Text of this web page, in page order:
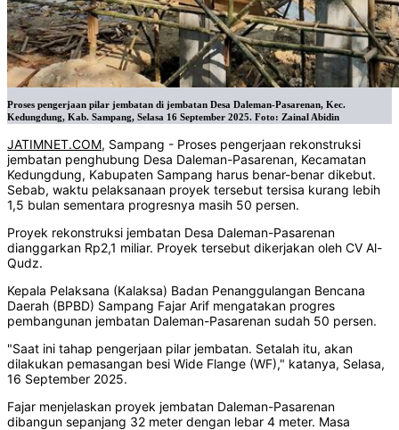
Proses pengerjaan pilar jembatan di jembatan Desa Daleman-Pasarenan, Kec.
Kedungdung, Kab. Sampang, Selasa 16 September 2025. Foto: Zainal Abidin
JATIMNET.COM, Sampang - Proses pengerjaan rekonstruksi
jembatan penghubung Desa Daleman-Pasarenan, Kecamatan
Kedungdung, Kabupaten Sampang harus benar-benar dikebut.
Sebab, waktu pelaksanaan proyek tersebut tersisa kurang lebih
1,5 bulan sementara progresnya masih 50 persen.
Proyek rekonstruksi jembatan Desa Daleman-Pasarenan
dianggarkan Rp2,1 miliar. Proyek tersebut dikerjakan oleh CV Al-
Qudz.
Kepala Pelaksana (Kalaksa) Badan Penanggulangan Bencana
Daerah (BPBD) Sampang Fajar Arif mengatakan progres
pembangunan jembatan Daleman-Pasarenan sudah 50 persen.
"Saat ini tahap pengerjaan pilar jembatan. Setalah itu, akan
dilakukan pemasangan besi Wide Flange (WF)," katanya, Selasa,
16 September 2025.
Fajar menjelaskan proyek jembatan Daleman-Pasarenan
dibangun sepanjang 32 meter dengan lebar 4 meter. Masa